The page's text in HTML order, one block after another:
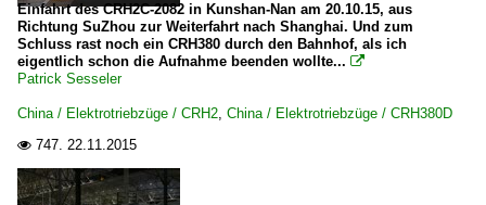
Einfahrt des CRH2C-2082 in Kunshan-Nan am 20.10.15, aus
Richtung SuZhou zur Weiterfahrt nach Shanghai. Und zum
Schluss rast noch ein CRH380 durch den Bahnhof, als ich
eigentlich schon die Aufnahme beenden wollte... 
Patrick Sesseler
China / Elektrotriebzüge / CRH2, China / Elektrotriebzüge / CRH380D
 747. 22.11.2015